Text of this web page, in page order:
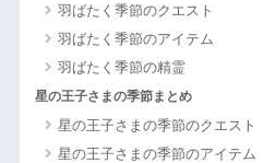
羽ばたく季節のクエスト
羽ばたく季節のアイテム
羽ばたく季節の精霊
星の王子さまの季節まとめ
星の王子さまの季節のクエスト
星の王子さまの季節のアイテム